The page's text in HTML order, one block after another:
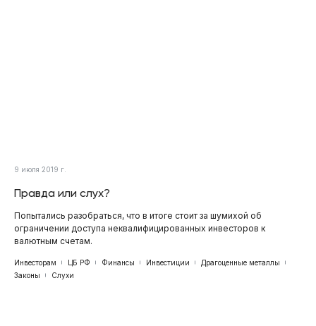
9 июля 2019 г.
Правда или слух?
Попытались разобраться, что в итоге стоит за шумихой об
ограничении доступа неквалифицированных инвесторов к
валютным счетам.
Инвесторам ЦБ РФ Финансы Инвестиции
Драгоценные металлы
Законы
Слухи